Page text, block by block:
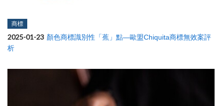
商標
2025-01-23 顏色商標識別性「蕉」點—歐盟Chiquita商標無效案評
析